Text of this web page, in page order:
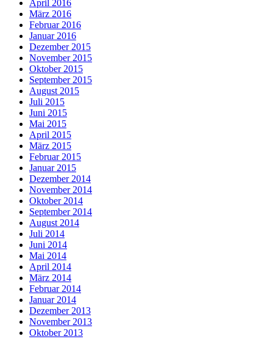
April 2016
März 2016
Februar 2016
Januar 2016
Dezember 2015
November 2015
Oktober 2015
September 2015
August 2015
Juli 2015
Juni 2015
Mai 2015
April 2015
März 2015
Februar 2015
Januar 2015
Dezember 2014
November 2014
Oktober 2014
September 2014
August 2014
Juli 2014
Juni 2014
Mai 2014
April 2014
März 2014
Februar 2014
Januar 2014
Dezember 2013
November 2013
Oktober 2013